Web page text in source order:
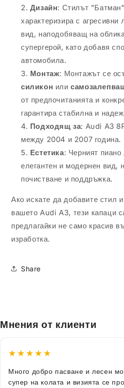
Дизайн: Стилът
характеризира с
вид, наподобяващ на
супергерой, като добавя
автомобила.
Монтаж: Монтажът се
силикон или
от предпочитанията и
гарантира стабилна и
Подходящ за: Audi A3
между 2004 и 2007 година.
Естетика: Черният
елегантен и модернен вид,
почистване и поддръжка.
Ако искате да добавите стил
вашето Audi A3, тези капаци
предлагайки не само красив
изработка.
Share
Мнения от клиенти
★★★★★
Много добро пасване и лесен
супер на колата и визията се